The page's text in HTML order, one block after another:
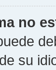
no
su